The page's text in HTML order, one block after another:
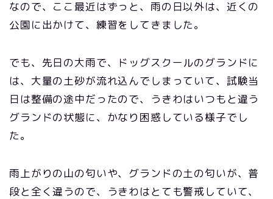
なので、ここ最近はずっと、雨の日以外は、近くの
公園に出かけて、練習をしてきました。
でも、先日の大雨で、ドッグスクールのグランドに
は、大量の土砂が流れ込んでしまっていて、試験当
日は整備の途中だったので、うきわはいつもと違う
グランドの状態に、かなり困惑している様子でし
た。
雨上がりの山の匂いや、グランドの土の匂いが、普
段と全く違うので、うきわはとても警戒していて、